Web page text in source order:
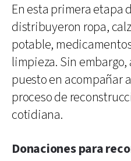
En esta primera etapa
distribuyeron ropa,
potable,
limpieza. Sin
puesto en acompañar
proceso de
cotidiana.
Donaciones para